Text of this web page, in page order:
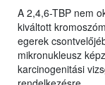
A 2,4,6-TBP nem
kiváltott
egerek
mikronukleusz
karcinogenitási